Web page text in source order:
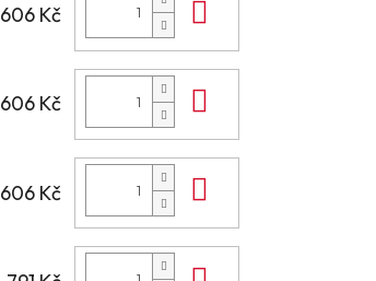
606 Kč
606 Kč
606 Kč